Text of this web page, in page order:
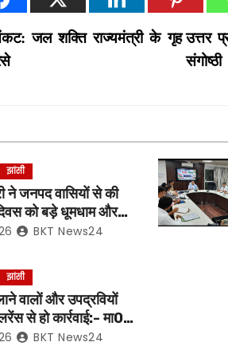
उत्तर
जल शक्ति राज्यमंत्री के गृह
झांसी
ने जनपद वासियों से की
को बड़े धूमधाम और
साथ मनाएं जाने की अपील
BKT News24
झांसी
वालों और उपद्रवियों
से हो कार्रवाई:- मा0
BKT News24